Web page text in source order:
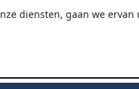
diensten, gaan we
WebwinkelKeur